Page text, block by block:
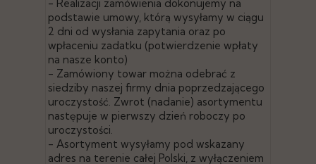
- Realizacji zamówienia dokonujemy na
podstawie umowy, którą wysyłamy w ciągu
2 dni od wysłania zapytania oraz po
wpłaceniu zadatku (potwierdzenie wpłaty
na nasze konto)
- Zamówiony towar można odebrać z
siedziby naszej firmy dnia poprzedzającego
uroczystość. Zwrot (nadanie) asortymentu
następuje w pierwszy dzień roboczy po
uroczystości.
- Asortyment wysyłamy pod wskazany
adres na terenie całej Polski, z wyłączeniem